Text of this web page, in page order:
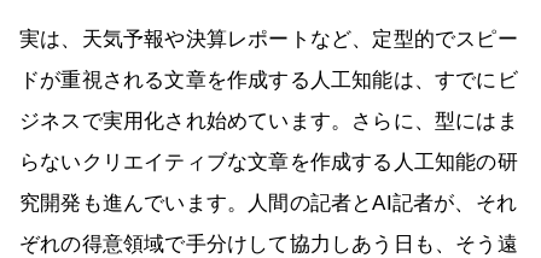
実は、天気予報や決算レポートなど、定型的でスピー
ドが重視される文章を作成する人工知能は、すでにビ
ジネスで実用化され始めています。さらに、型にはま
らないクリエイティブな文章を作成する人工知能の研
究開発も進んでいます。人間の記者とAI記者が、それ
ぞれの得意領域で手分けして協力しあう日も、そう遠